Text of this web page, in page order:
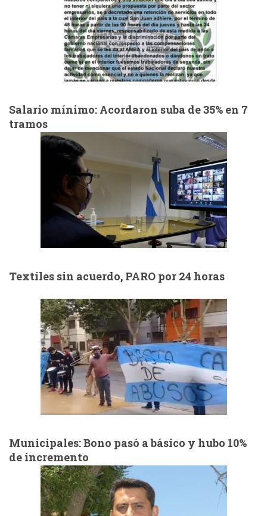
Salario mínimo: Acordaron suba de 35% en 7
tramos
Textiles sin acuerdo, PARO por 24 horas
Municipales: Bono pasó a básico y hubo 10%
de incremento